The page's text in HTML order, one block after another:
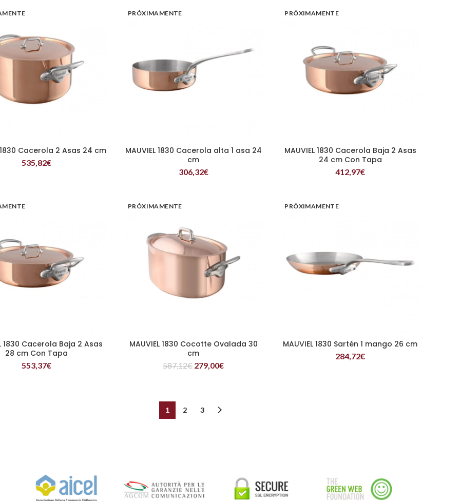
LEER MÁS
1830 Cacerola 2 Asas 24 cm
535,82€
PRÓXIMAMENTE
LEER MÁS
MAUVIEL 1830 Cacerola alta 1 asa 24
cm
306,32€
PRÓXIMAMENTE
LEER MÁS
MAUVIEL 1830 Cacerola Baja 2 Asas
24 cm Con Tapa
412,97€
LEER MÁS
1830 Cacerola Baja 2 Asas
28 cm Con Tapa
553,37€
PRÓXIMAMENTE
LEER MÁS
MAUVIEL 1830 Cocotte Ovalada 30
cm
587,12€ 279,00€
PRÓXIMAMENTE
LEER MÁS
MAUVIEL 1830 Sartén 1 mango 26 cm
284,72€
1 2 3